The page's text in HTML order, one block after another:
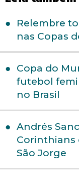
Relembre
nas Copas
Copa do
futebol
no Brasil
Andrés
Corinthians
São Jorge